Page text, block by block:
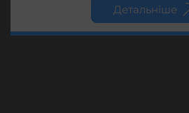
Детальніше